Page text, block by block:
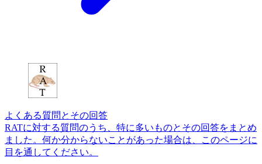
よくある質問とその回答
RATに対する質問のうち、特に多いものとその回答をまとめ
ました。何か分からないことがあった場合は、このページに
目を通してください。